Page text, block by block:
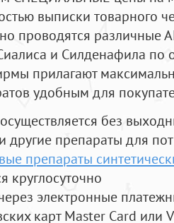
выписки товарного
проводятся
и Силденафила по
прилагают
удобным для
без
другие препараты для
препараты
круглосуточно
электронные
карт Master Card или